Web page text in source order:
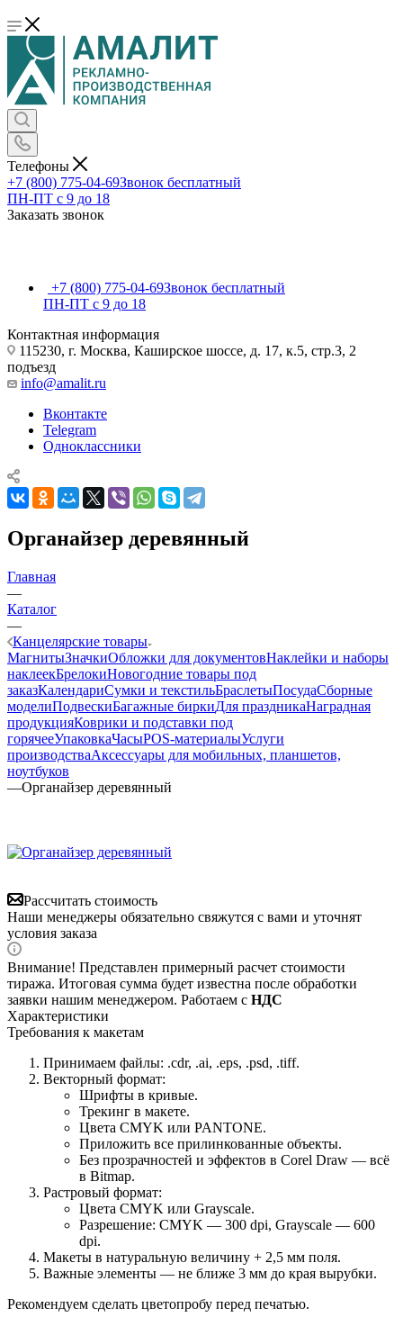
Телефоны
+7 (800) 775-04-69Звонок бесплатный
ПН-ПТ c 9 до 18
Заказать звонок
+7 (800) 775-04-69Звонок бесплатный
ПН-ПТ c 9 до 18
Контактная информация
115230, г. Москва, Каширское шоссе, д. 17, к.5, стр.3, 2
подъезд
info@amalit.ru
Вконтакте
Telegram
Одноклассники
Органайзер деревянный
Главная
—
Каталог
—
Канцелярские товары
МагнитыЗначкиОбложки для документовНаклейки и наборы
наклеекБрелокиНовогодние товары под
заказКалендариСумки и текстильБраслетыПосудаСборные
моделиПодвескиБагажные биркиДля праздникаНаградная
продукцияКоврики и подставки под
горячееУпаковкаЧасыPOS-материалыУслуги
производстваАксессуары для мобильных, планшетов,
ноутбуков
—Органайзер деревянный
Рассчитать стоимость
Наши менеджеры обязательно свяжутся с вами и уточнят
условия заказа
Внимание! Представлен примерный расчет стоимости
тиража. Итоговая сумма будет известна после обработки
заявки нашим менеджером. Работаем с НДС
Характеристики
Требования к макетам
Принимаем файлы: .cdr, .ai, .eps, .psd, .tiff.
Векторный формат:
Шрифты в кривые.
Трекинг в макете.
Цвета CMYK или PANTONE.
Приложить все прилинкованные объекты.
Без прозрачностей и эффектов в Corel Draw — всё
в Bitmap.
Растровый формат:
Цвета CMYK или Grayscale.
Разрешение: CMYK — 300 dpi, Grayscale — 600
dpi.
Макеты в натуральную величину + 2,5 мм поля.
Важные элементы — не ближе 3 мм до края вырубки.
Рекомендуем сделать цветопробу перед печатью.